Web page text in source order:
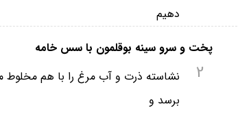
دهیم
پخت و سرو سینه بوقلمون با سس خامه
2
نشاسته ذرت و آب مرغ را با هم
برسد و